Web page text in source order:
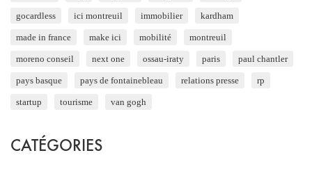
gocardless ici montreuil immobilier kardham
made in france make ici mobilité montreuil
moreno conseil next one ossau-iraty paris paul chantler
pays basque pays de fontainebleau relations presse rp
startup tourisme van gogh
CATÉGORIES